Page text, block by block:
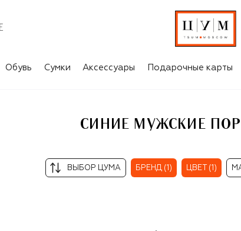
BOSS
Обувь Сумки Аксессуары Подарочные карты
СИНИЕ МУЖСКИЕ
ВЫБОР ЦУМА БРЕНД (1) ЦВЕТ (1)